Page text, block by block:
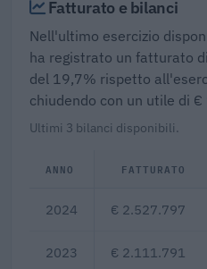
Fatturato e bilanci
Nell'ultimo esercizio
ha registrato un fatturato
del 19,7% rispetto
chiudendo con un utile di
Ultimi 3 bilanci disponibili.
ANNO FATTURATO
2024 € 2.527.797
2023 € 2.111.791